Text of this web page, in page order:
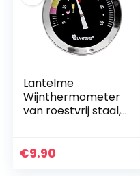
Lantelme
Wijnthermometer
van roestvrij staal,
en wijnglas,
€9.90